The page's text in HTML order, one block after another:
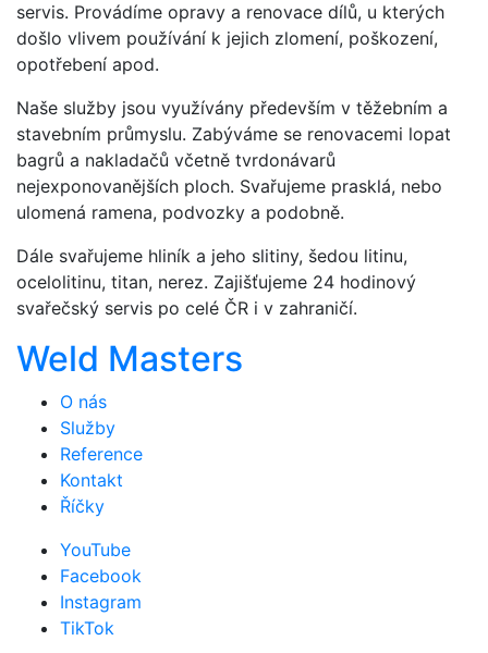
servis. Provádíme opravy a renovace dílů, u kterých
došlo vlivem používání k jejich zlomení, poškození,
opotřebení apod.
Naše služby jsou využívány především v těžebním a
stavebním průmyslu. Zabýváme se renovacemi lopat
bagrů a nakladačů včetně tvrdonávarů
nejexponovanějších ploch. Svařujeme prasklá, nebo
ulomená ramena, podvozky a podobně.
Dále svařujeme hliník a jeho slitiny, šedou litinu,
ocelolitinu, titan, nerez. Zajišťujeme 24 hodinový
svařečský servis po celé ČR i v zahraničí.
Weld Masters
O nás
Služby
Reference
Kontakt
Říčky
YouTube
Facebook
Instagram
TikTok